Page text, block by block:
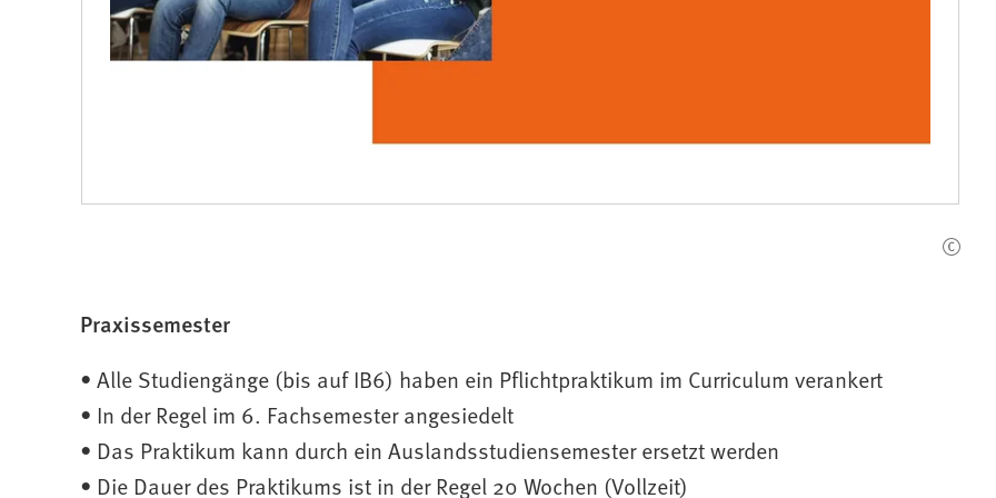
Praxissemester
• Alle Studiengänge (bis auf IB6) haben ein Pflichtpraktikum im Curriculum verankert
• In der Regel im 6. Fachsemester angesiedelt
• Das Praktikum kann durch ein Auslandsstudiensemester ersetzt werden
• Die Dauer des Praktikums ist in der Regel 20 Wochen (Vollzeit)